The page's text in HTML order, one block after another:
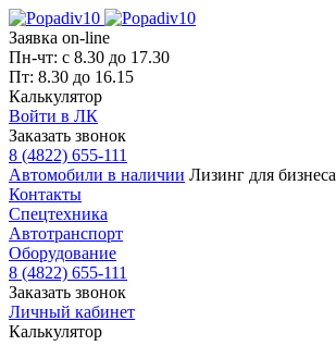
Заявка on-line
Пн-чт: с 8.30 до 17.30
Пт: 8.30 до 16.15
Калькулятор
Войти в ЛК
Заказать звонок
8 (4822) 655-111
Автомобили в наличии Лизинг для бизнеса
Контакты
Спецтехника
Автотранспорт
Оборудование
8 (4822) 655-111
Заказать звонок
Личный кабинет
Калькулятор